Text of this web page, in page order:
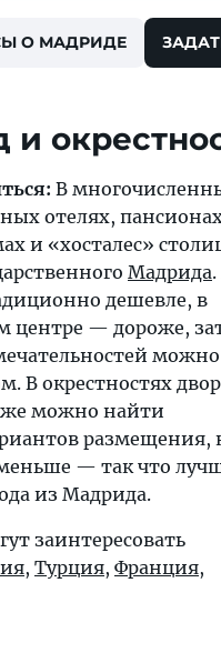
О МАДРИДЕ
В
отелях,
и «хосталес»
Мадрида
дешевле, в
центре — дороже,
можно
В окрестностях
можно найти
размещения,
— так что
из Мадрида.
заинтересовать
, Турция, Франция,